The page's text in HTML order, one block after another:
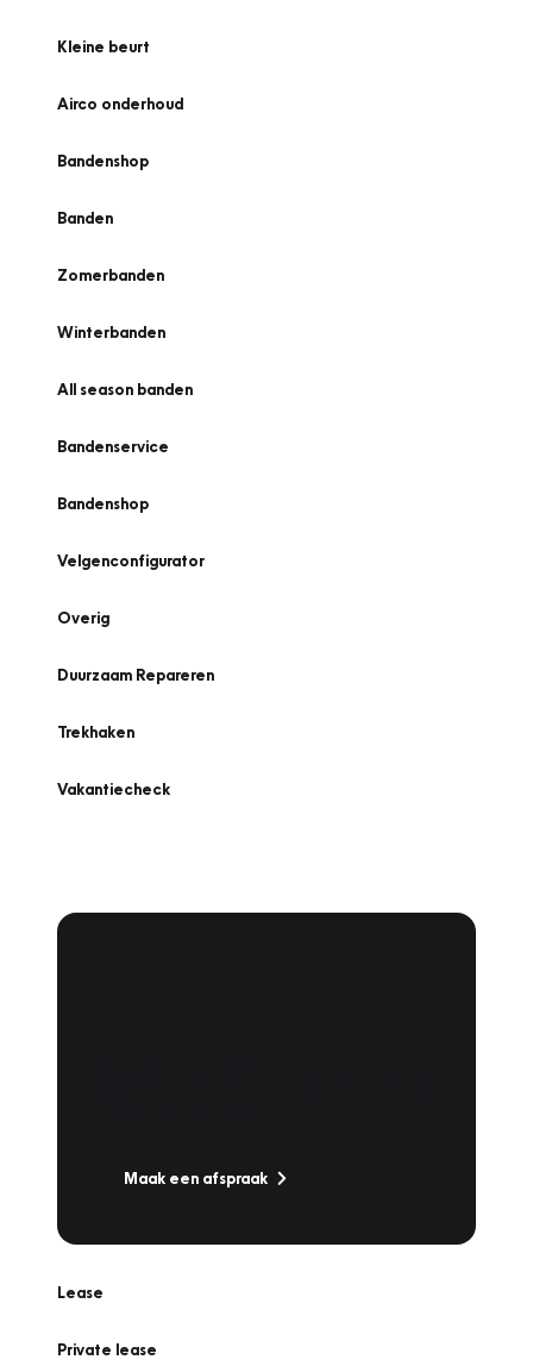
Kleine beurt
Airco onderhoud
Bandenshop
Banden
Zomerbanden
Winterbanden
All season banden
Bandenservice
Bandenshop
Velgenconfigurator
Overig
Duurzaam Repareren
Trekhaken
Vakantiecheck
Maak een afspraak
Lease
Private lease